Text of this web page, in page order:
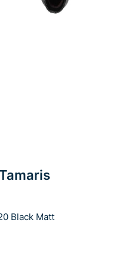
Black Matt